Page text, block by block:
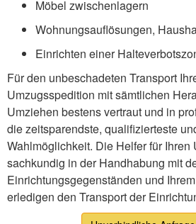
Möbel zwischenlagern
Wohnungsauflösungen,
Einrichten einer
Für den unbeschadeten Transport
Umzugsspedition mit sämtlichen
Umziehen bestens vertraut und in
die zeitsparendste, qualifizierteste
Wahlmöglichkeit. Die Helfer für Ihren
sachkundig in der Handhabung mit
Einrichtungsgegenständen und
erledigen den Transport der